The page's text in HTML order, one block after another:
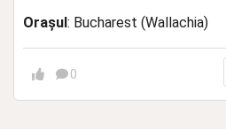
Orașul: Bucharest (Wallachia)
0